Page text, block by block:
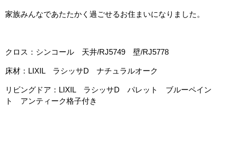
家族みんなであたたかく過ごせるお住まいになりました。
クロス：シンコール 天井/RJ5749 壁/RJ5778
床材：LIXIL ラシッサD ナチュラルオーク
リビングドア：LIXIL ラシッサD パレット ブルーペイン
ト アンティーク格子付き